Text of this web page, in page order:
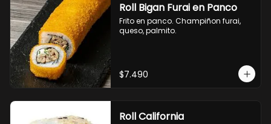
Roll Bigan Furai en Panco
Frito en panco. Champiñon furai,
queso, palmito.
$7.490
Roll California